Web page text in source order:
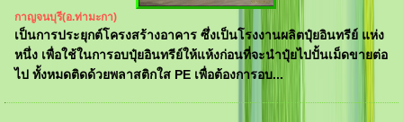
กาญจนบุรี(อ.ท่ามะกา)
เป็นการประยุกต์โครงสร้างอาคาร ซึ่งเป็นโรงงานผลิตปุ๋ยอินทรีย์ แห่ง
หนึ่ง เพื่อใช้ในการอบปุ๋ยอินทรีย์ให้แห้งก่อนที่จะนำปุ๋ยไปปั้นเม็ดขายต่อ
ไป ทั้งหมดติดด้วยพลาสติกใส PE เพื่อต้องการอบ...